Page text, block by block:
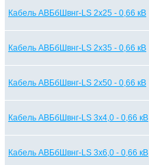
Кабель АВБбШвнг-LS 2х25 - 0,66 кВ
Кабель АВБбШвнг-LS 2х35 - 0,66 кВ
Кабель АВБбШвнг-LS 2х50 - 0,66 кВ
Кабель АВБбШвнг-LS 3х4,0 - 0,66 кВ
Кабель АВБбШвнг-LS 3х6,0 - 0,66 кВ